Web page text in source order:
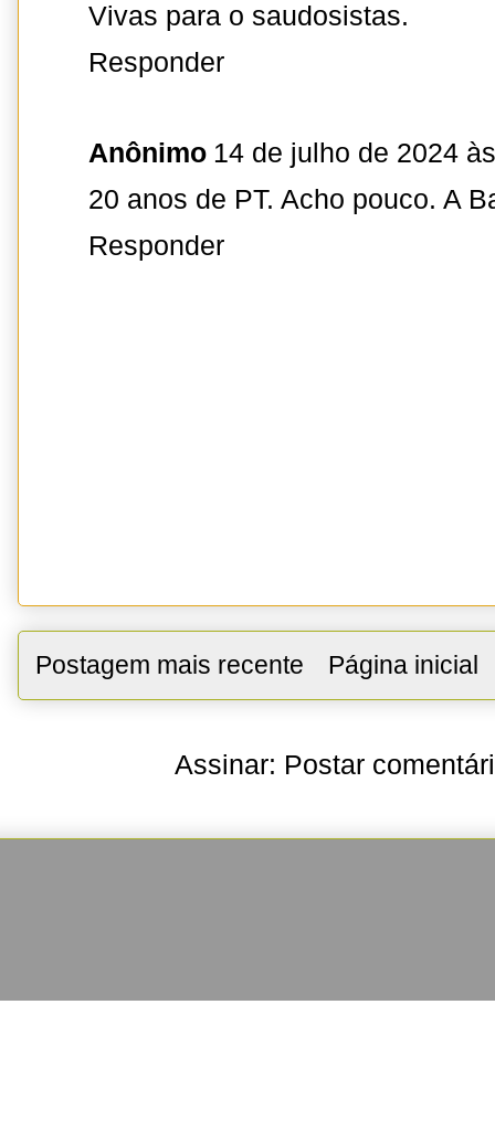
Vivas para o saudosistas.
Responder
Anônimo 14 de julho de 2024
20 anos de PT. Acho pouco. A
Responder
Postagem mais recente Página inicial
Assinar: Postar